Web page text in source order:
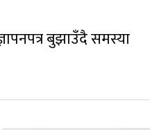
बुझाउँदै समस्या